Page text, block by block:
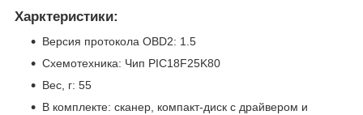
Харктеристики:
Версия протокола OBD2: 1.5
Схемотехника: Чип PIC18F25K80
Вес, г: 55
В комплекте: сканер, компакт-диск с драйвером и